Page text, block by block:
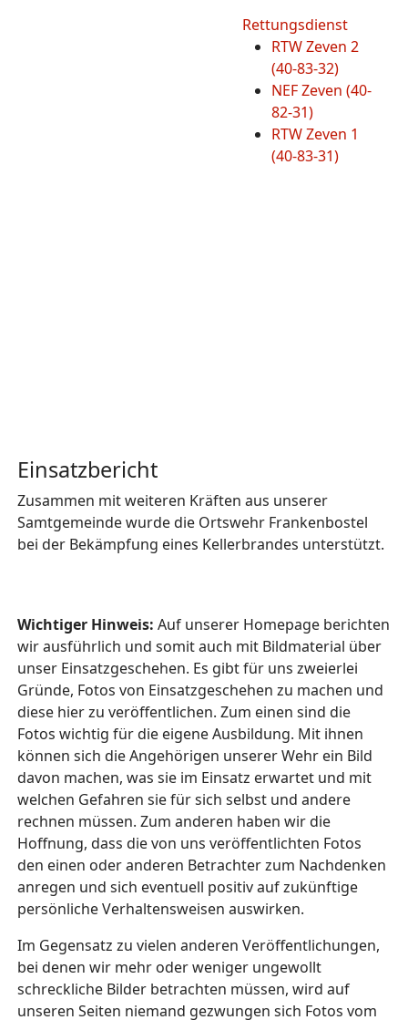
Rettungsdienst
RTW Zeven 2
(40-83-32)
NEF Zeven (40-
82-31)
RTW Zeven 1
(40-83-31)
Einsatzbericht
Zusammen mit weiteren Kräften aus unserer
Samtgemeinde wurde die Ortswehr Frankenbostel
bei der Bekämpfung eines Kellerbrandes unterstützt.
Wichtiger Hinweis: Auf unserer Homepage berichten
wir ausführlich und somit auch mit Bildmaterial über
unser Einsatzgeschehen. Es gibt für uns zweierlei
Gründe, Fotos von Einsatzgeschehen zu machen und
diese hier zu veröffentlichen. Zum einen sind die
Fotos wichtig für die eigene Ausbildung. Mit ihnen
können sich die Angehörigen unserer Wehr ein Bild
davon machen, was sie im Einsatz erwartet und mit
welchen Gefahren sie für sich selbst und andere
rechnen müssen. Zum anderen haben wir die
Hoffnung, dass die von uns veröffentlichten Fotos
den einen oder anderen Betrachter zum Nachdenken
anregen und sich eventuell positiv auf zukünftige
persönliche Verhaltensweisen auswirken.
Im Gegensatz zu vielen anderen Veröffentlichungen,
bei denen wir mehr oder weniger ungewollt
schreckliche Bilder betrachten müssen, wird auf
unseren Seiten niemand gezwungen sich Fotos vom